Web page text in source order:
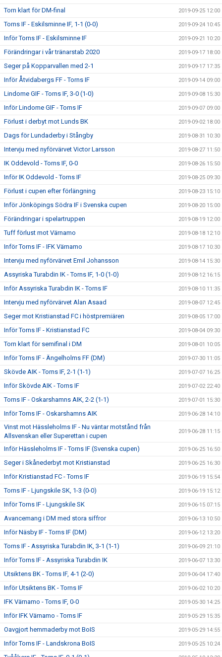
Torn klart för DM-final 2019-09-25 12:00
Torns IF - Eskilsminne IF, 1-1 (0-0) 2019-09-24 10:45
Inför Torns IF - Eskilsminne IF 2019-09-21 10:20
Förändringar i vår tränarstab 2020 2019-09-17 18:00
Seger på Kopparvallen med 2-1 2019-09-17 17:35
Inför Åtvidabergs FF - Torns IF 2019-09-14 09:00
Lindome GIF - Torns IF, 3-0 (1-0) 2019-09-08 15:30
Inför Lindome GIF - Torns IF 2019-09-07 09:00
Förlust i derbyt mot Lunds BK 2019-09-02 18:00
Dags för Lundaderby i Stångby 2019-08-31 10:30
Intervju med nyförvärvet Victor Larsson 2019-08-27 11:50
IK Oddevold - Torns IF, 0-0 2019-08-26 15:50
Inför IK Oddevold - Torns IF 2019-08-25 09:30
Förlust i cupen efter förlängning 2019-08-23 15:10
Inför Jönköpings Södra IF i Svenska cupen 2019-08-20 15:00
Förändringar i spelartruppen 2019-08-19 12:00
Tuff förlust mot Värnamo 2019-08-18 12:10
Inför Torns IF - IFK Värnamo 2019-08-17 10:30
Intervju med nyförvärvet Emil Johansson 2019-08-14 15:30
Assyriska Turabdin IK - Torns IF, 1-0 (1-0) 2019-08-12 16:15
Inför Assyriska Turabdin IK - Torns IF 2019-08-10 11:35
Intervju med nyförvärvet Alan Asaad 2019-08-07 12:45
Seger mot Kristianstad FC i höstpremiären 2019-08-05 17:00
Inför Torns IF - Kristianstad FC 2019-08-04 09:30
Torn klart för semifinal i DM 2019-08-01 10:05
Inför Torns IF - Ängelholms FF (DM) 2019-07-30 11:05
Skövde AIK - Torns IF, 2-1 (1-1) 2019-07-07 16:25
Inför Skövde AIK - Torns IF 2019-07-02 22:40
Torns IF - Oskarshamns AIK, 2-2 (1-1) 2019-07-01 15:30
Inför Torns IF - Oskarshamns AIK 2019-06-28 14:10
Vinst mot Hässleholms IF - Nu väntar motstånd från
Allsvenskan eller Superettan i cupen
2019-06-28 11:15
Inför Hässleholms IF - Torns IF (Svenska cupen) 2019-06-25 16:50
Seger i Skånederbyt mot Kristianstad 2019-06-25 16:30
Inför Kristianstad FC - Torns IF 2019-06-19 15:54
Torns IF - Ljungskile SK, 1-3 (0-0) 2019-06-19 15:12
Inför Torns IF - Ljungskile SK 2019-06-15 07:15
Avancemang i DM med stora siffror 2019-06-13 10:50
Inför Näsby IF - Torns IF (DM) 2019-06-12 13:20
Torns IF - Assyriska Turabdin IK, 3-1 (1-1) 2019-06-09 21:10
Inför Torns IF - Assyriska Turabdin IK 2019-06-07 13:30
Utsiktens BK - Torns IF, 4-1 (2-0) 2019-06-04 17:40
Inför Utsiktens BK - Torns IF 2019-06-02 10:20
IFK Värnamo - Torns IF, 0-0 2019-05-30 14:25
Inför IFK Värnamo - Torns IF 2019-05-29 15:35
Oavgjort hemmaderby mot BoIS 2019-05-29 14:55
Inför Torns IF - Landskrona BoIS 2019-05-25 10:24